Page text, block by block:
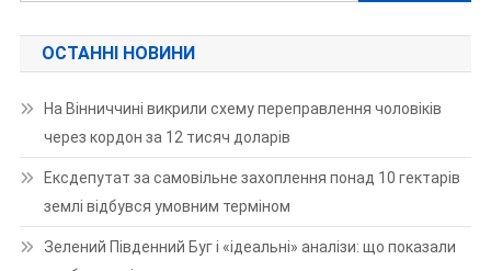
ОСТАННІ НОВИНИ
На Вінниччині викрили схему переправлення чоловіків
через кордон за 12 тисяч доларів
Ексдепутат за самовільне захоплення понад 10 гектарів
землі відбувся умовним терміном
Зелений Південний Буг і «ідеальні» аналізи: що показали